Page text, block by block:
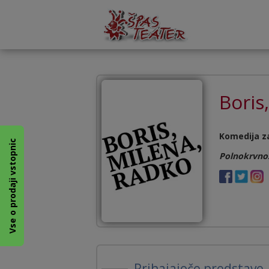
Vse o prodaji vstopnic
Komedija